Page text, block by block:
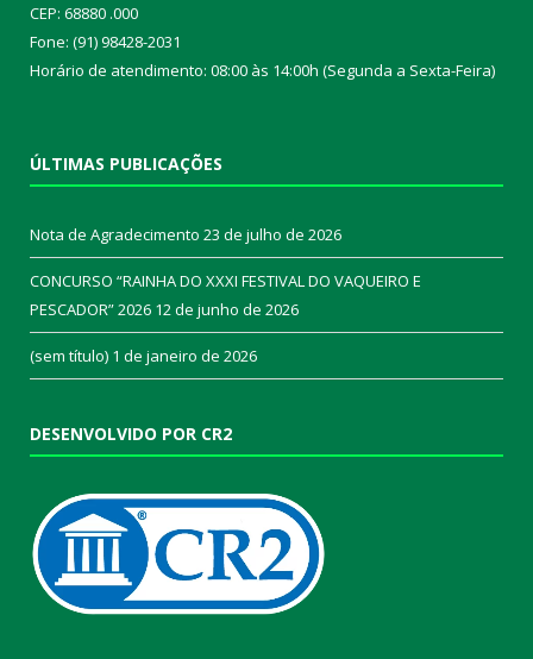
CEP: 68880 .000
Fone: (91) 98428-2031
Horário de atendimento: 08:00 às 14:00h (Segunda a Sexta-Feira)
ÚLTIMAS PUBLICAÇÕES
Nota de Agradecimento 23 de julho de 2026
CONCURSO “RAINHA DO XXXI FESTIVAL DO VAQUEIRO E
PESCADOR” 2026 12 de junho de 2026
(sem título) 1 de janeiro de 2026
DESENVOLVIDO POR CR2